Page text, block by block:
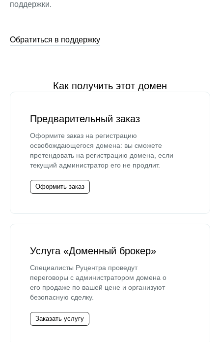
поддержки.
Обратиться в поддержку
Как получить этот домен
Предварительный заказ
Оформите заказ на регистрацию
освобождающегося домена: вы сможете
претендовать на регистрацию домена, если
текущий администратор его не продлит.
Оформить заказ
Услуга «Доменный брокер»
Специалисты Руцентра проведут
переговоры с администратором домена о
его продаже по вашей цене и организуют
безопасную сделку.
Заказать услугу